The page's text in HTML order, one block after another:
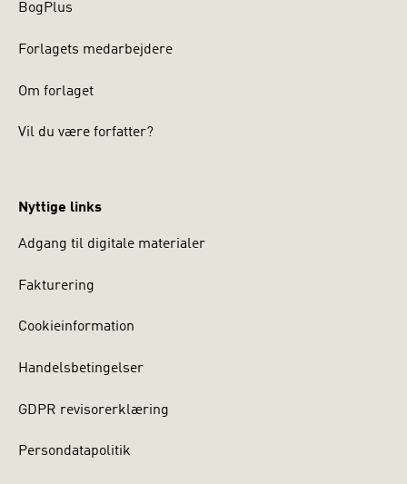
BogPlus
Forlagets medarbejdere
Om forlaget
Vil du være forfatter?
Nyttige links
Adgang til digitale materialer
Fakturering
Cookieinformation
Handelsbetingelser
GDPR revisorerklæring
Persondatapolitik